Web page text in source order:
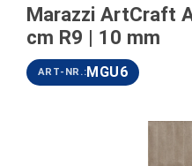
Durchschnittliche
Marazzi ArtCraft
cm R9 | 10 mm
ART-NR.: MGU6
Bildergalerie überspringen